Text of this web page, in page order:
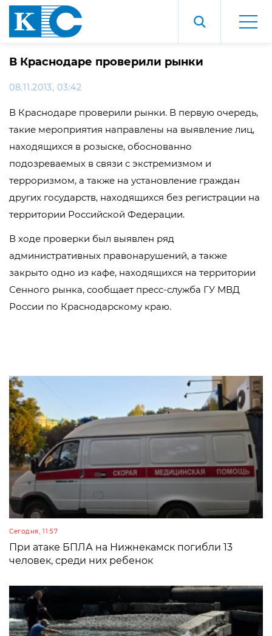
В Краснодаре проверили рынки
08.11.2013, 03:42
В Краснодаре проверили рынки. В первую очередь,
такие мероприятия направлены на выявление лиц,
находящихся в розыске, обоснованно
подозреваемых в связи с экстремизмом и
терроризмом, а также на установление граждан
других государств, находящихся без регистрации на
территории Российской Федерации.
В ходе проверки был выявлен ряд
административных правонарушений, а также
закрыто одно из кафе, находящихся на территории
Сенного рынка, сообщает пресс-служба ГУ МВД
России по Краснодарскому краю.
Сегодня, 11:57
При атаке БПЛА на Нижнекамск погибли 13
человек, среди них ребенок